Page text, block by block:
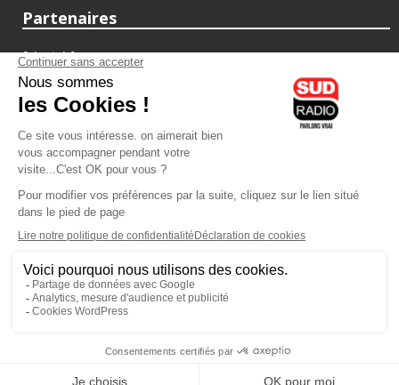
Partenaires
fiducial.fr
lyoncapitale.fr
olympique-et-lyonnais.com
L'application Iphone / Android
Téléchargez l'application
Les cookies
Gestion des cookies
Crédit photos : ©Sud Radio / Pierre Olivier
Anthony Martins Misse
Jacques Pessis